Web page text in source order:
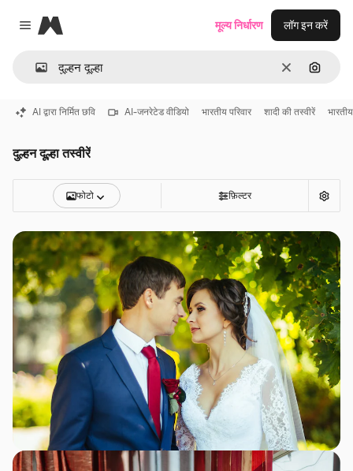
Close menu
Magnific
साफ़ इमेज से
मूल्य निर्धारण लॉग इन करें
AI द्वारा निर्मित छवि AI-जनरेटेड वीडियो भारतीय परिवार शादी की तस्वीरें
दुल्हन दूल्हा तस्वीरें
फोटो फ़िल्टर